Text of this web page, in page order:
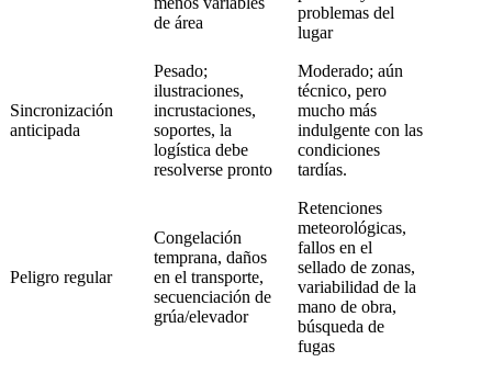
de área
problemas del
lugar
Sincronización
anticipada
Pesado;
ilustraciones,
incrustaciones,
soportes, la
logística debe
resolverse pronto
Moderado; aún
técnico, pero
mucho más
indulgente con las
condiciones
tardías.
Peligro regular
Congelación
temprana, daños
en el transporte,
secuenciación de
grúa/elevador
Retenciones
meteorológicas,
fallos en el
sellado de zonas,
variabilidad de la
mano de obra,
búsqueda de
fugas